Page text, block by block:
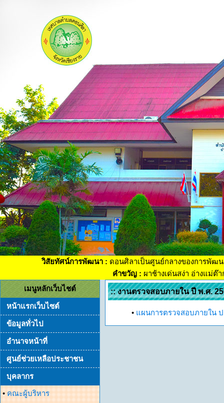
วิสัยทัศน์การพัฒนา : ดอนศิลาเป็นศูนย์กลางของการพัฒ
คำขวัญ : ผาช้างเด่นสง่า อ่างแม่ต๊
เมนูหลักเว็บไชต์
หน้าแรกเว็บไซต์
ข้อมูลทั่วไป
อำนาจหน้าที่
ศูนย์ช่วยเหลือประชาชน
บุคลากร
• คณะผู้บริหาร
:: งานตรวจสอบภายใน ปี พ.ศ.
• แผนการตรวจสอบภายใน